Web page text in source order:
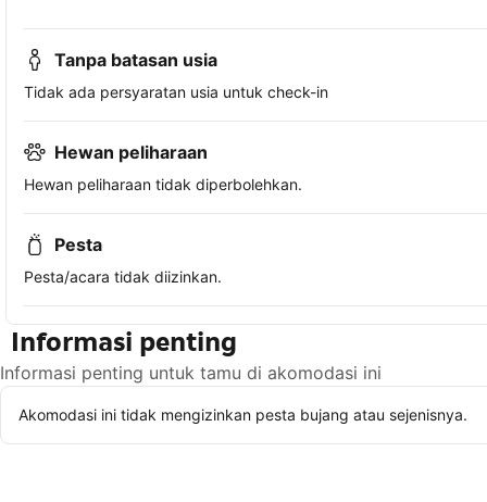
Tanpa batasan usia
Tidak ada persyaratan usia untuk check-in
Hewan peliharaan
Hewan peliharaan tidak diperbolehkan.
Pesta
Pesta/acara tidak diizinkan.
Informasi penting
Informasi penting untuk tamu di akomodasi ini
Akomodasi ini tidak mengizinkan pesta bujang atau sejenisnya.